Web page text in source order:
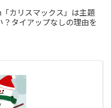
カリスマックス」は主題
？タイアップなしの理由を